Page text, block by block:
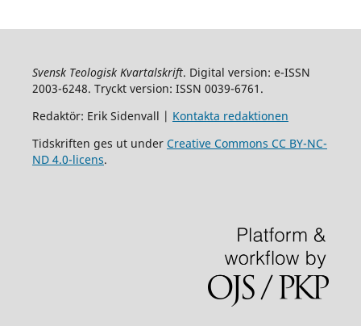
Svensk Teologisk Kvartalskrift. Digital version: e-ISSN
2003-6248. Tryckt version: ISSN 0039-6761.
Redaktör: Erik Sidenvall | Kontakta redaktionen
Tidskriften ges ut under Creative Commons CC BY-NC-
ND 4.0-licens.